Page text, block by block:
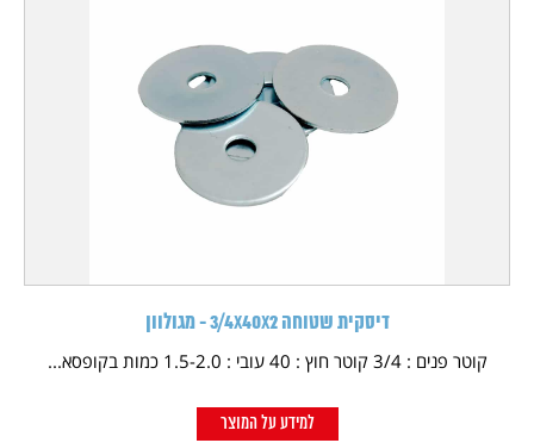
דיסקית שטוחה 3/4X40X2 - מגולוון
קוטר פנים : 3/4 קוטר חוץ : 40 עובי : 1.5-2.0 כמות בקופסא...
למידע על המוצר